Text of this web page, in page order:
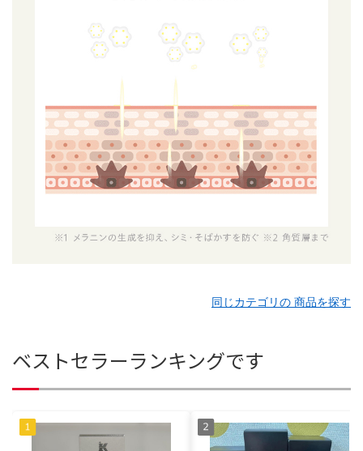
同じカテゴリの 商品を探す
ベストセラーランキングです